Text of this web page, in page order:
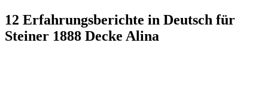
12 Erfahrungsberichte in Deutsch für
Steiner 1888 Decke Alina